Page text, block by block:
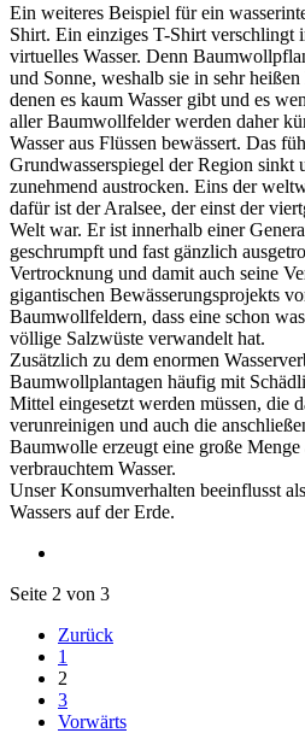
Ein weiteres Beispiel für ein
Shirt. Ein einziges T-Shirt verschlingt
virtuelles Wasser. Denn
und Sonne, weshalb sie in sehr
denen es kaum Wasser gibt und es
aller Baumwollfelder werden daher
Wasser aus Flüssen bewässert. Das
Grundwasserspiegel der Region sinkt
zunehmend austrocken. Eins der
dafür ist der Aralsee, der einst der
Welt war. Er ist innerhalb einer
geschrumpft und fast gänzlich
Vertrocknung und damit auch seine
gigantischen Bewässerungsprojekts
Baumwollfeldern, dass eine schon
völlige Salzwüste verwandelt hat.
Zusätzlich zu dem enormen
Baumwollplantagen häufig mit
Mittel eingesetzt werden müssen, die
verunreinigen und auch die
Baumwolle erzeugt eine große
verbrauchtem Wasser.
Unser Konsumverhalten beeinflusst
Wassers auf der Erde.
Seite 2 von 3
Zurück
1
2
3
Vorwärts